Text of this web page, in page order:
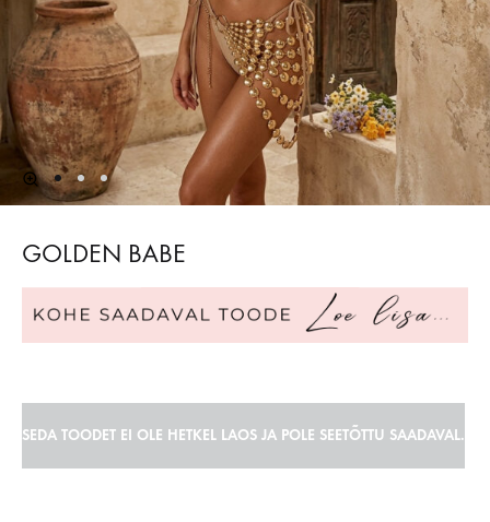
GOLDEN BABE
SEDA TOODET EI OLE HETKEL LAOS JA POLE SEETÕTTU SAADAVAL.